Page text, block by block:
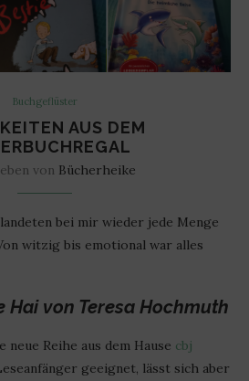
Buchgeflüster
AUS DEM
von Bücherheike
bei mir wieder jede Menge
witzig bis emotional war alles
Hai von Teresa Hochmuth
Reihe aus dem Hause cbj
geeignet, lässt sich aber